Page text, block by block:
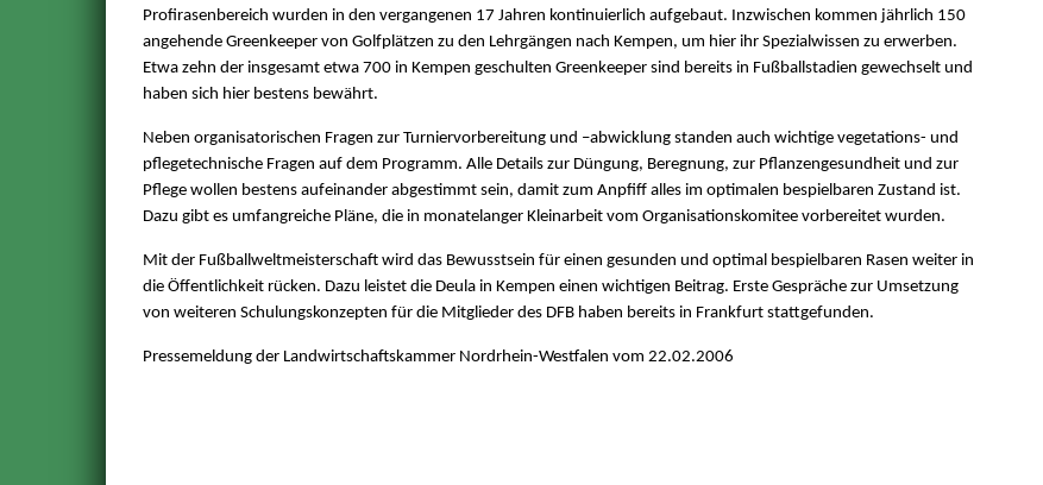
Profirasenbereich wurden in den vergangenen 17 Jahren kontinuierlich aufgebaut. Inzwischen kommen jährlich 150
angehende Greenkeeper von Golfplätzen zu den Lehrgängen nach Kempen, um hier ihr Spezialwissen zu erwerben.
Etwa zehn der insgesamt etwa 700 in Kempen geschulten Greenkeeper sind bereits in Fußballstadien gewechselt und
haben sich hier bestens bewährt.
Neben organisatorischen Fragen zur Turniervorbereitung und –abwicklung standen auch wichtige vegetations- und
pflegetechnische Fragen auf dem Programm. Alle Details zur Düngung, Beregnung, zur Pflanzengesundheit und zur
Pflege wollen bestens aufeinander abgestimmt sein, damit zum Anpfiff alles im optimalen bespielbaren Zustand ist.
Dazu gibt es umfangreiche Pläne, die in monatelanger Kleinarbeit vom Organisationskomitee vorbereitet wurden.
Mit der Fußballweltmeisterschaft wird das Bewusstsein für einen gesunden und optimal bespielbaren Rasen weiter in
die Öffentlichkeit rücken. Dazu leistet die Deula in Kempen einen wichtigen Beitrag. Erste Gespräche zur Umsetzung
von weiteren Schulungskonzepten für die Mitglieder des DFB haben bereits in Frankfurt stattgefunden.
Pressemeldung der Landwirtschaftskammer Nordrhein-Westfalen vom 22.02.2006